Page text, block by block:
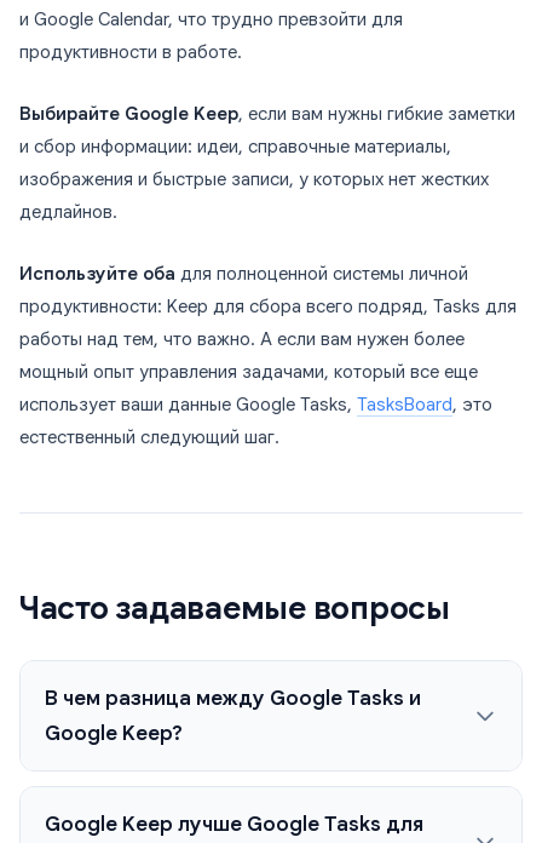
и Google Calendar, что трудно превзойти для
продуктивности в работе.
Выбирайте Google Keep, если вам нужны гибкие заметки
и сбор информации: идеи, справочные материалы,
изображения и быстрые записи, у которых нет жестких
дедлайнов.
Используйте оба для полноценной системы личной
продуктивности: Keep для сбора всего подряд, Tasks для
работы над тем, что важно. А если вам нужен более
мощный опыт управления задачами, который все еще
использует ваши данные Google Tasks, TasksBoard, это
естественный следующий шаг.
Часто задаваемые вопросы
В чем разница между Google Tasks и
Google Keep?
Google Keep лучше Google Tasks для